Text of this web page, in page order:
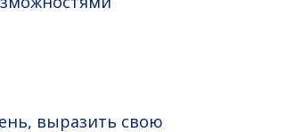
выразить свою